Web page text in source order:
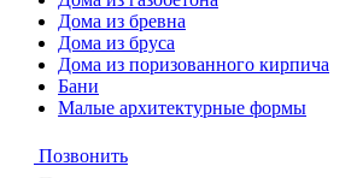
Дома из бревна
Дома из бруса
Дома из поризованного кирпича
Бани
Малые архитектурные формы
Позвонить